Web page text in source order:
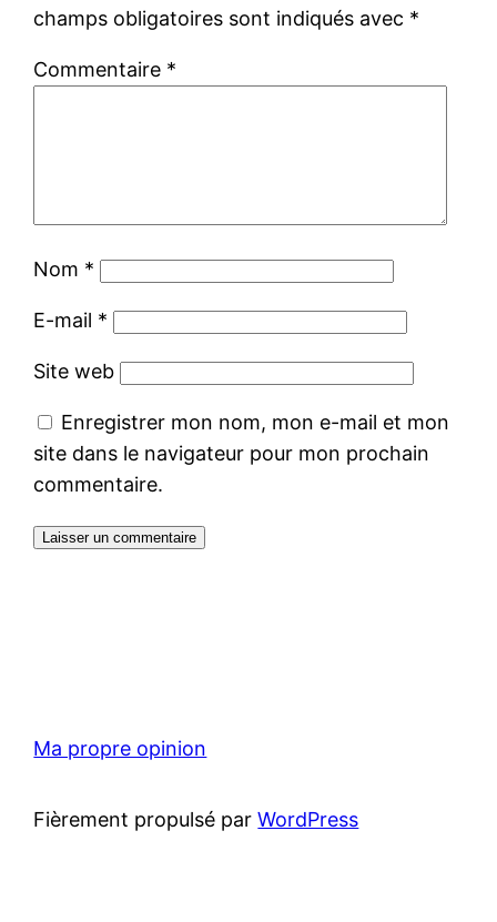
champs obligatoires sont indiqués avec *
Commentaire *
Nom *
E-mail *
Site web
Enregistrer mon nom, mon e-mail et mon
site dans le navigateur pour mon prochain
commentaire.
Ma propre opinion
Fièrement propulsé parWordPress